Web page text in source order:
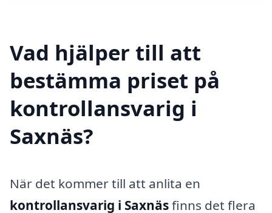
Vad hjälper till att
bestämma priset på
kontrollansvarig i
Saxnäs?
När det kommer till att anlita en
kontrollansvarig i Saxnäsfinns det flera